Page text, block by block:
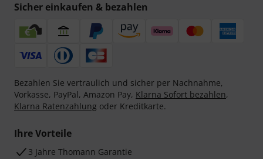
Sicher einkaufen & bezahlen
Bezahlen Sie vertraulich und sicher per Nachnahme,
Vorkasse, PayPal, Amazon Pay, Klarna Sofort bezahlen,
Klarna Ratenzahlung oder Kreditkarte.
Ihre Vorteile
3 Jahre Thomann Garantie